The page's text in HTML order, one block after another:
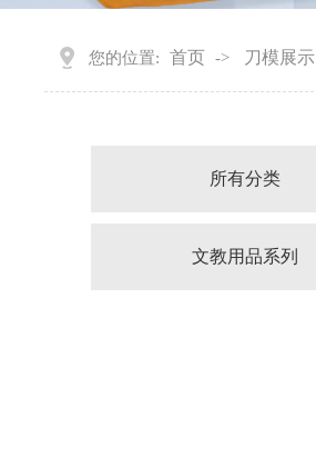
您的位置: 首页 -> 刀模展示
所有分类
文教用品系列